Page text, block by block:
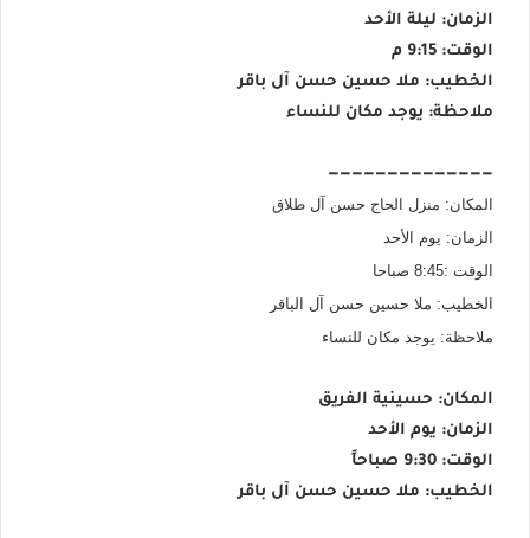
الزمان: ليلة الأحد
الوقت: 9:15 م
الخطيب: ملا حسين حسن آل باقر
ملاحظة: يوجد مكان للنساء
——————————————
المكان: منزل الحاج حسن آل طلاق
الزمان: يوم الأحد
الوقت :8:45 صباحا
الخطيب: ملا حسين حسن آل الباقر
ملاحظة: يوجد مكان للنساء
المكان: حسينية الفريق
الزمان: يوم الأحد
الوقت: 9:30 صباحاً
الخطيب: ملا حسين حسن آل باقر